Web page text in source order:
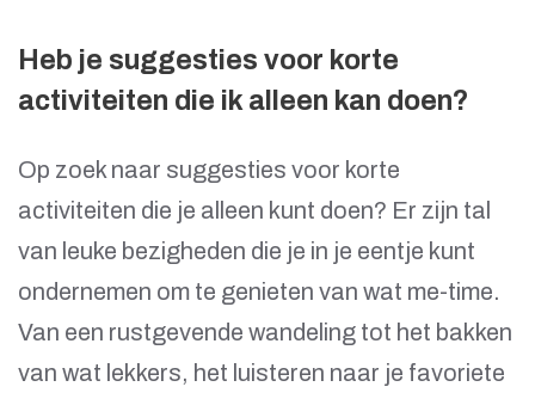
Heb je suggesties voor korte
activiteiten die ik alleen kan doen?
Op zoek naar suggesties voor korte
activiteiten die je alleen kunt doen? Er zijn tal
van leuke bezigheden die je in je eentje kunt
ondernemen om te genieten van wat me-time.
Van een rustgevende wandeling tot het bakken
van wat lekkers, het luisteren naar je favoriete